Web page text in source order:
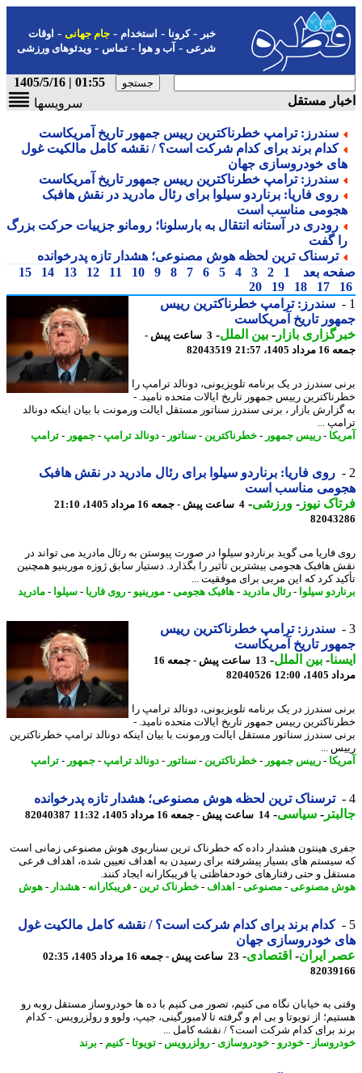
-کرونا-استخدام- جام جهانی-اوقات
شرعی-آب و هوا-تماس-ویدئوهای ورزشی
01:55 | 1405/5/16
مستقل
سرویسها
سندرز: ترامپ خطرناکترین رییس جمهور تاریخ آمریکاست
کدام برند برای کدام شرکت است؟ / نقشه کامل مالکیت غول
خودروسازی جهان
سندرز: ترامپ خطرناکترین رییس جمهور تاریخ آمریکاست
روی فاریا: برناردو سیلوا برای رئال مادرید در نقش هافبک
مناسب است
رودری در آستانه انتقال به بارسلونا؛ رومانو جزییات حرکت بزرگ
گفت
ترسناک ترین لحظه هوش مصنوعی؛ هشدار تازه پدرخوانده
بعد
1
2
3
4
5
6
7
8
9
10
11
12
13
14
15
17
18
19
20
سندرز: ترامپ خطرناکترین رییس
تاریخ آمریکاست
بازار- بین الملل- 3 ساعت پیش -
21:57
82043519
سندرز در یک برنامه تلویزیونی، دونالد ترامپ را
رییس جمهور تاریخ ایالات متحده نامید. -
بازار ، برنی سندرز سناتور مستقل ایالت ورمونت با بیان اینکه دونالد
...
- رییس جمهور-خطرناکترین- سناتور-دونالد ترامپ -جمهور-ترامپ
روی فاریا: برناردو سیلوا برای رئال مادرید در نقش هافبک
مناسب است
نیوز-ورزشی-4 ساعت پیش - جمعه 16 مرداد 1405، 21:10
فاریا می گوید برناردو سیلوا در صورت پیوستن به رئال مادرید می تواند در
هافبک هجومی بیشترین تأثیر را بگذارد. دستیار سابق ژوزه مورینیو همچنین
کرد که این مربی برای موفقیت ...
سیلوا-رئال مادرید- هافبک هجومی-مورینیو-روی فاریا -سیلوا-مادرید
سندرز: ترامپ خطرناکترین رییس
تاریخ آمریکاست
-بین الملل-
13 ساعت پیش - جمعه 16
12:00
82040526
سندرز در یک برنامه تلویزیونی، دونالد ترامپ را
رییس جمهور تاریخ ایالات متحده نامید. -
سندرز سناتور مستقل ایالت ورمونت با بیان اینکه دونالد ترامپ خطرناکترین
...
- رییس جمهور-خطرناکترین- سناتور-دونالد ترامپ -جمهور-ترامپ
ترسناک ترین لحظه هوش مصنوعی؛ هشدار تازه پدرخوانده
-سیاسی-14 ساعت پیش - جمعه 16 مرداد 1405، 11:32 82040387
هینتون هشدار داده که خطرناک ترین سناریوی هوش مصنوعی زمانی است
های بسیار پیشرفته برای رسیدن به اهداف تعیین شده، اهداف فرعی
و حتی رفتارهای خودحفاظتی یا فریبکارانه ایجاد کنند.
مصنوعی-مصنوعی-اهداف- خطرناک ترین- فریبکارانه- هشدار-هوش
کدام برند برای کدام شرکت است؟ / نقشه کامل مالکیت غول
خودروسازی جهان
ایران- اقتصادی-23 ساعت پیش - جمعه 16 مرداد 1405، 02:35
به خیابان نگاه می کنیم، تصور می کنیم با ده ها خودروساز مستقل روبه رو
از تویوتا و بی ام و گرفته تا لامبورگینی، جیپ، ولوو و رولزرویس. - کدام
برای کدام شرکت است؟ / نقشه کامل ...
-خودرو-خودروسازی- رولزرویس-تویوتا-کنیم-برند